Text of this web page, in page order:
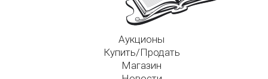
Аукционы
Купить/Продать
Магазин